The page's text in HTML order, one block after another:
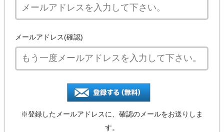
メールアドレス(確認)
※登録したメールアドレスに、確認のメールをお送りしま
す。